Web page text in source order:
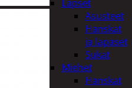
Lapset
Asusteet
Hanskat
ja lapaset
Sukat
Miehet
Hanskat